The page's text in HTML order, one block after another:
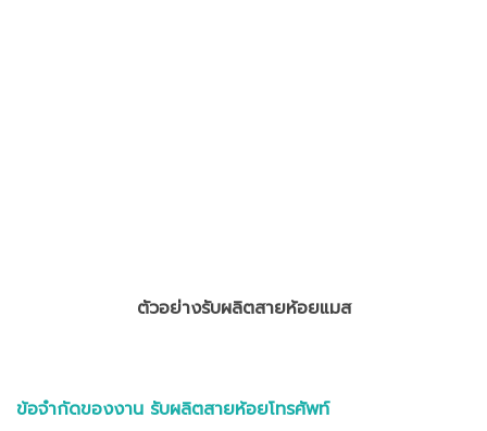
ตัวอย่างรับผลิตสายห้อยแมส
ข้อจำกัดของงาน รับผลิตสายห้อยโทรศัพท์